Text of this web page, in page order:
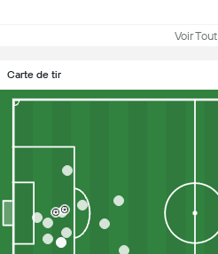
Voir Tout
Carte de tir